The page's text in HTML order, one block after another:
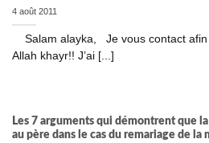
4 août 2011
Salam alayka, Je vous contact afin
Allah khayr!! J’ai [...]
Les 7 arguments qui démontrent que
au père dans le cas du remariage de la